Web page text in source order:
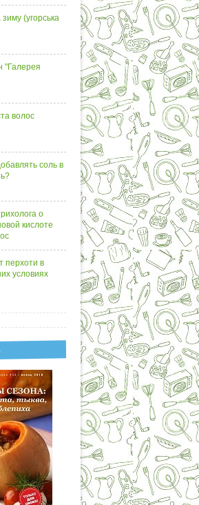
(угорська
"Галерея
волос
соль в
о
кислоте
перхоти в
условиях